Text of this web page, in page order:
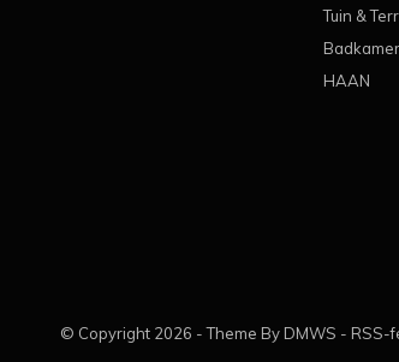
Tuin &
HAAN
© Copyright 2026 - Theme By DMWS - RSS-